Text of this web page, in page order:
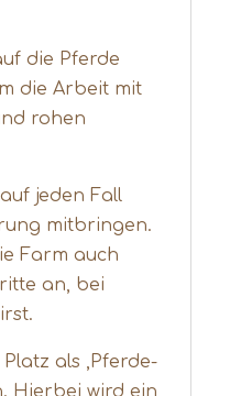
die Pferde
die Arbeit mit
rohen
jeden Fall
mitbringen.
Farm auch
an, bei
als ,Pferde-
Hierbei wird ein